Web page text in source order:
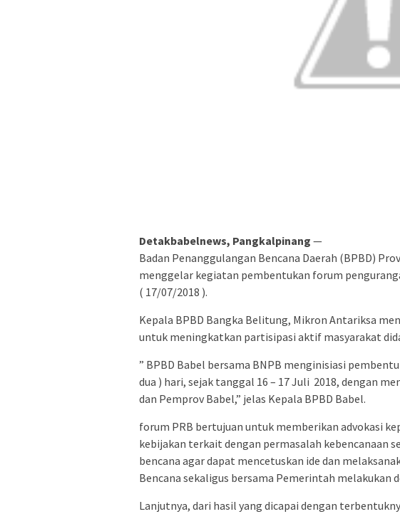
Detakbabelnews, Pangkalpinang —
Badan Penanggulangan Bencana Daerah (BPBD)
menggelar kegiatan pembentukan forum
( 17/07/2018 ).
Kepala BPBD Bangka Belitung, Mikron Antariksa
untuk meningkatkan partisipasi aktif masyarakat
” BPBD Babel bersama BNPB menginisiasi
dua ) hari, sejak tanggal 16 – 17 Juli 2018, dengan
dan Pemprov Babel,” jelas Kepala BPBD Babel.
forum PRB bertujuan untuk memberikan advokasi
kebijakan terkait dengan permasalah kebencanaan
bencana agar dapat mencetuskan ide dan
Bencana sekaligus bersama Pemerintah melakukan
Lanjutnya, dari hasil yang dicapai dengan